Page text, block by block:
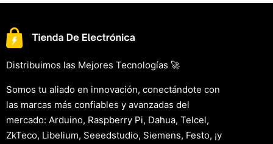
Distribuimos las Mejores Tecnologías 🚀
Somos tu aliado en innovación, conectándote con
las marcas más confiables y avanzadas del
mercado: Arduino, Raspberry Pi, Dahua, Telcel,
ZkTeco, Libelium, Seeedstudio, Siemens, Festo, ¡y